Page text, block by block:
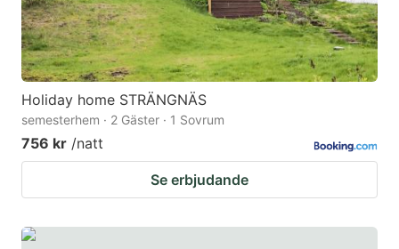
Holiday home STRÄNGNÄS
semesterhem · 2 Gäster · 1 Sovrum
756 kr /natt
Se erbjudande